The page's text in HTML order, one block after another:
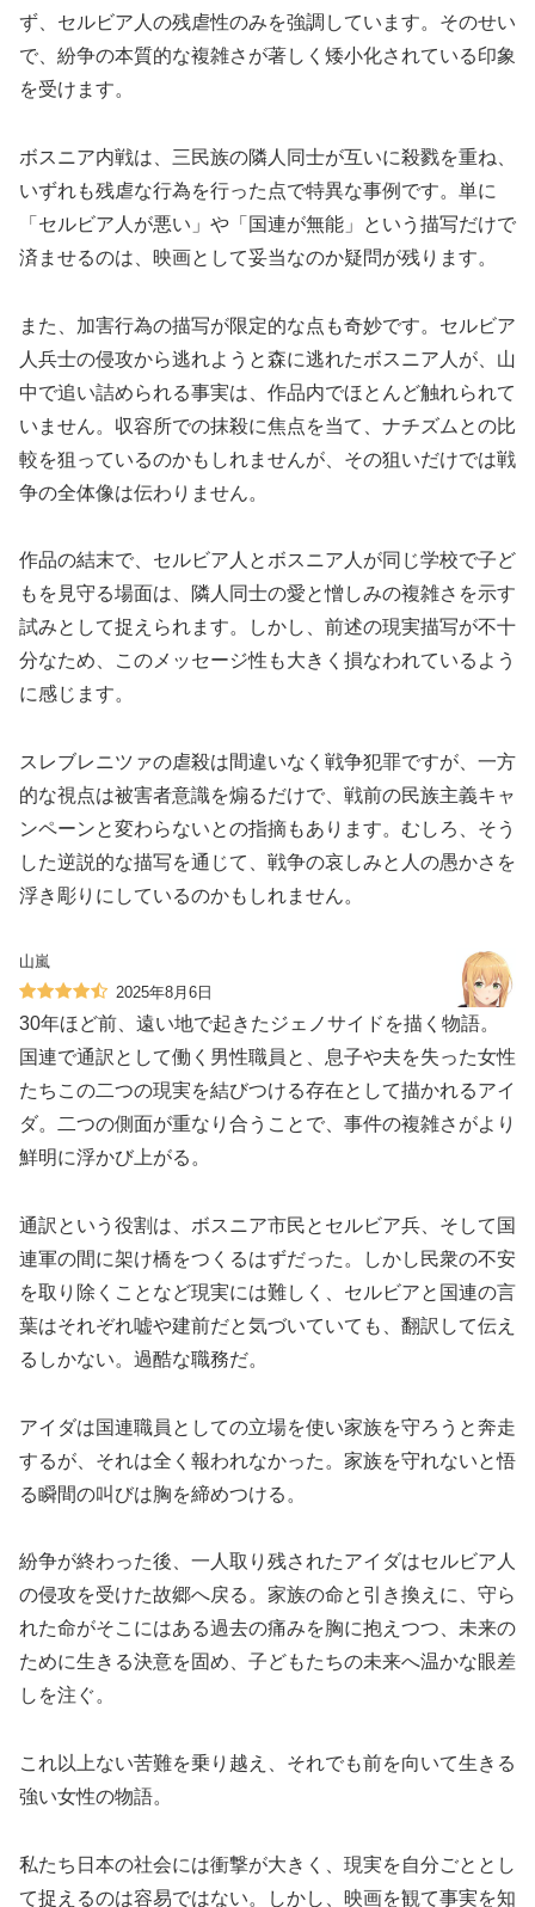
ず、セルビア人の残虐性のみを強調しています。そのせい
で、紛争の本質的な複雑さが著しく矮小化されている印象
を受けます。
ボスニア内戦は、三民族の隣人同士が互いに殺戮を重ね、
いずれも残虐な行為を行った点で特異な事例です。単に
「セルビア人が悪い」や「国連が無能」という描写だけで
済ませるのは、映画として妥当なのか疑問が残ります。
また、加害行為の描写が限定的な点も奇妙です。セルビア
人兵士の侵攻から逃れようと森に逃れたボスニア人が、山
中で追い詰められる事実は、作品内でほとんど触れられて
いません。収容所での抹殺に焦点を当て、ナチズムとの比
較を狙っているのかもしれませんが、その狙いだけでは戦
争の全体像は伝わりません。
作品の結末で、セルビア人とボスニア人が同じ学校で子ど
もを見守る場面は、隣人同士の愛と憎しみの複雑さを示す
試みとして捉えられます。しかし、前述の現実描写が不十
分なため、このメッセージ性も大きく損なわれているよう
に感じます。
スレブレニツァの虐殺は間違いなく戦争犯罪ですが、一方
的な視点は被害者意識を煽るだけで、戦前の民族主義キャ
ンペーンと変わらないとの指摘もあります。むしろ、そう
した逆説的な描写を通じて、戦争の哀しみと人の愚かさを
浮き彫りにしているのかもしれません。
山嵐
2025年8月6日
30年ほど前、遠い地で起きたジェノサイドを描く物語。
国連で通訳として働く男性職員と、息子や夫を失った女性
たちこの二つの現実を結びつける存在として描かれるアイ
ダ。二つの側面が重なり合うことで、事件の複雑さがより
鮮明に浮かび上がる。
通訳という役割は、ボスニア市民とセルビア兵、そして国
連軍の間に架け橋をつくるはずだった。しかし民衆の不安
を取り除くことなど現実には難しく、セルビアと国連の言
葉はそれぞれ嘘や建前だと気づいていても、翻訳して伝え
るしかない。過酷な職務だ。
アイダは国連職員としての立場を使い家族を守ろうと奔走
するが、それは全く報われなかった。家族を守れないと悟
る瞬間の叫びは胸を締めつける。
紛争が終わった後、一人取り残されたアイダはセルビア人
の侵攻を受けた故郷へ戻る。家族の命と引き換えに、守ら
れた命がそこにはある過去の痛みを胸に抱えつつ、未来の
ために生きる決意を固め、子どもたちの未来へ温かな眼差
しを注ぐ。
これ以上ない苦難を乗り越え、それでも前を向いて生きる
強い女性の物語。
私たち日本の社会には衝撃が大きく、現実を自分ごととし
て捉えるのは容易ではない。しかし、映画を観て事実を知